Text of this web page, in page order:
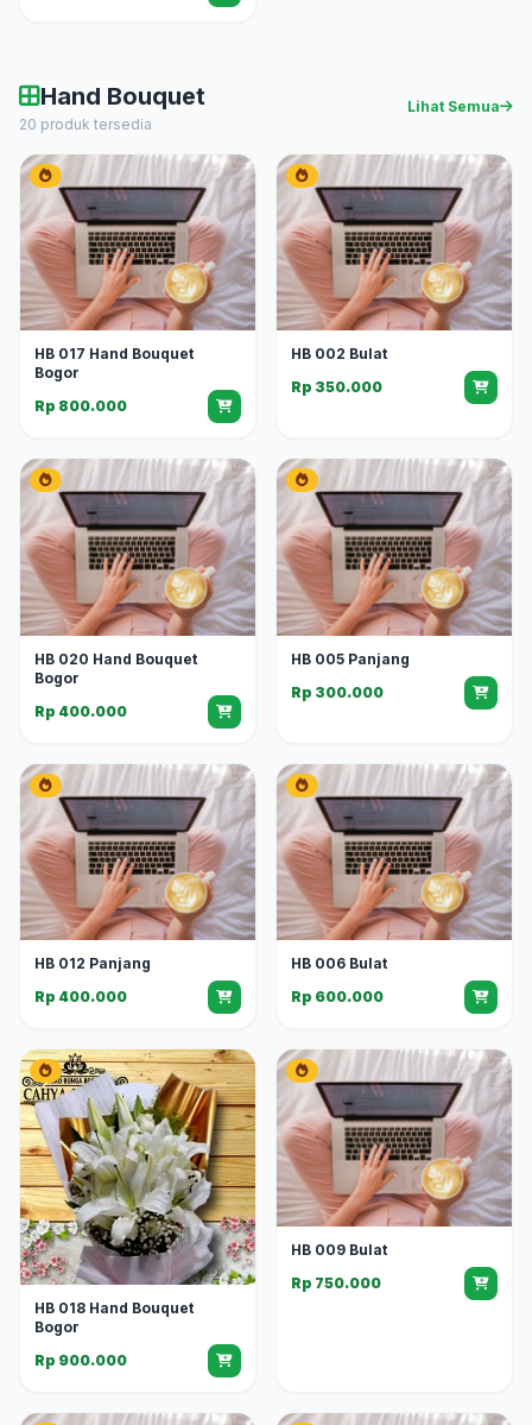
Hand Bouquet
20 produk tersedia
Lihat Semua
HB 017 Hand Bouquet
Bogor
Rp 800.000
HB 002 Bulat
Rp 350.000
HB 020 Hand Bouquet
Bogor
Rp 400.000
HB 005 Panjang
Rp 300.000
HB 012 Panjang
Rp 400.000
HB 006 Bulat
Rp 600.000
HB 018 Hand Bouquet
Bogor
Rp 900.000
HB 009 Bulat
Rp 750.000